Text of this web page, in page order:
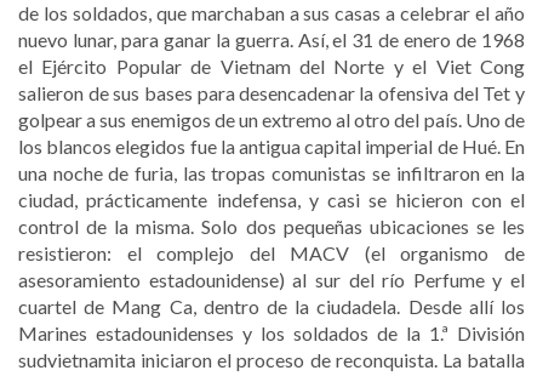
de los soldados, que marchaban a sus casas a celebrar el año
nuevo lunar, para ganar la guerra. Así, el 31 de enero de 1968
el Ejército Popular de Vietnam del Norte y el Viet Cong
salieron de sus bases para desencadenar la ofensiva del Tet y
golpear a sus enemigos de un extremo al otro del país. Uno de
los blancos elegidos fue la antigua capital imperial de Hué. En
una noche de furia, las tropas comunistas se infiltraron en la
ciudad, prácticamente indefensa, y casi se hicieron con el
control de la misma. Solo dos pequeñas ubicaciones se les
resistieron: el complejo del MACV (el organismo de
asesoramiento estadounidense) al sur del río Perfume y el
cuartel de Mang Ca, dentro de la ciudadela. Desde allí los
Marines estadounidenses y los soldados de la 1.ª División
sudvietnamita iniciaron el proceso de reconquista. La batalla